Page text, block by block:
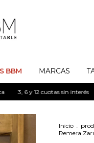
BBM MARCAS
6 y 12 cuotas sin interés
Inicio .
Remera